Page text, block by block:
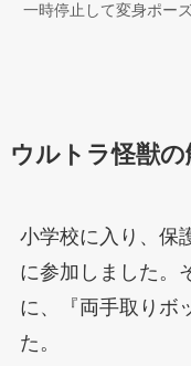
一時停止して変身ポー
ウルトラ怪獣の
小学校に入り、保
に参加しました。
に、『両手取りボ
た。